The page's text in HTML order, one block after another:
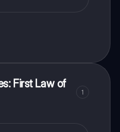
First Law of
1